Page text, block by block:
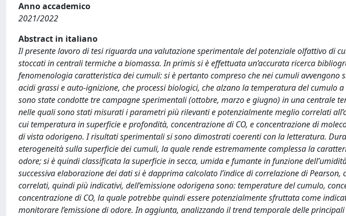
Anno accademico
2021/2022
Abstract in italiano
Il presente lavoro di tesi riguarda una valutazione sperimentale del potenziale olfattivo di
stoccati in centrali termiche a biomassa. In primis si è effettuata un’accurata ricerca
fenomenologia caratteristica dei cumuli: si è pertanto compreso che nei cumuli avvengono
acidi grassi e auto-ignizione, che processi biologici, che alzano la temperatura del cumulo
sono state condotte tre campagne sperimentali (ottobre, marzo e giugno) in una centrale
nelle quali sono stati misurati i parametri più rilevanti e potenzialmente meglio correlati
cui temperatura in superficie e profondità, concentrazione di CO, e concentrazione di
di vista odorigeno. I risultati sperimentali si sono dimostrati coerenti con la letteratura.
eterogeneità sulla superficie dei cumuli, la quale rende estremamente complessa la
odore; si è quindi classificata la superficie in secca, umida e fumante in funzione
successiva elaborazione dei dati si è dapprima calcolato l’indice di correlazione di
correlati, quindi più indicativi, dell’emissione odorigena sono: temperature del cumulo,
concentrazione di CO, la quale potrebbe quindi essere potenzialmente sfruttata come
monitorare l’emissione di odore. In aggiunta, analizzando il trend temporale delle